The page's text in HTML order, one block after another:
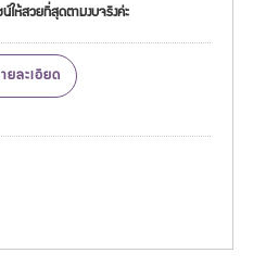
ให้สวยที่สุดตามงบจริงค่ะ
ยละเอียด